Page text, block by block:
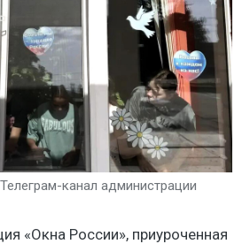
канал администрации
«Окна России», приуроченная